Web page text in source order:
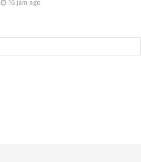
16 jam ago